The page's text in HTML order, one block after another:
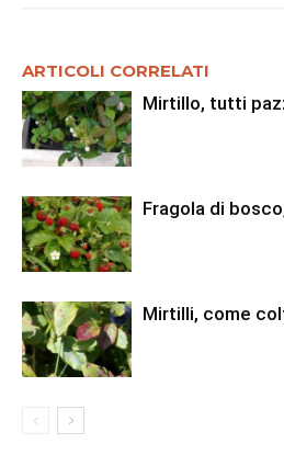
ARTICOLI CORRELATI
Mirtillo, tutti
Fragola di
Mirtilli, come